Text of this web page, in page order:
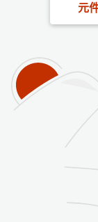
元